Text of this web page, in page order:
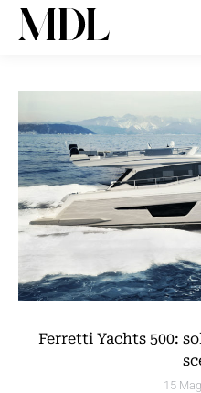
Ferretti Yachts 500:
15